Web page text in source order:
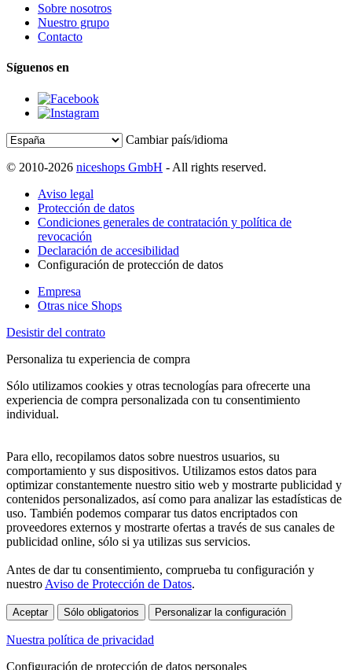
Sobre nosotros
Nuestro grupo
Contacto
Síguenos en
Cambiar país/idioma
© 2010-2026 niceshops GmbH - All rights reserved.
Aviso legal
Protección de datos
Condiciones generales de contratación y política de
revocación
Declaración de accesibilidad
Configuración de protección de datos
Empresa
Otras nice Shops
Desistir del contrato
Personaliza tu experiencia de compra
Sólo utilizamos cookies y otras tecnologías para ofrecerte una
experiencia de compra personalizada con tu consentimiento
individual.
Para ello, recopilamos datos sobre nuestros usuarios, su
comportamiento y sus dispositivos. Utilizamos estos datos para
optimizar constantemente nuestro sitio web y mostrarte publicidad y
contenidos personalizados, así como para analizar las estadísticas de
uso. También podemos comparar tus datos encriptados con
proveedores externos y mostrarte ofertas a través de sus canales de
publicidad online, sólo si ya utilizas sus servicios.
Antes de dar tu consentimiento, comprueba tu configuración y
nuestro Aviso de Protección de Datos.
Aceptar Sólo obligatorios Personalizar la configuración
Nuestra política de privacidad
Configuración de protección de datos personales